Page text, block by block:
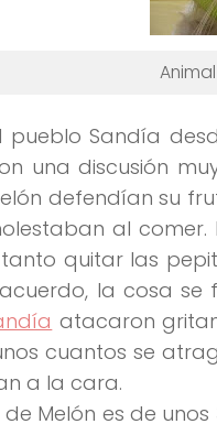
pueblo Sandía
una discusión
defendían su
al comer.
quitar las
la cosa
atacaron
cuantos se
a la cara.
Melón es de unos